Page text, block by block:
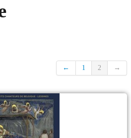
← 1 2 →